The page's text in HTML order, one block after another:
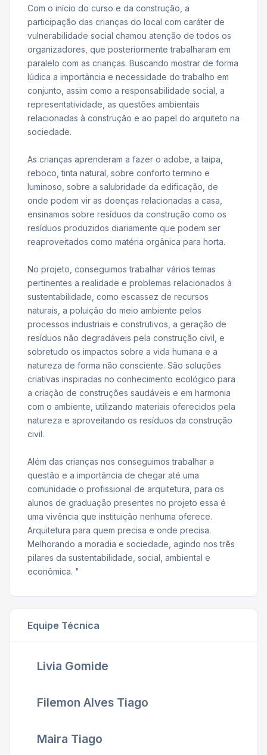
Com o início do curso e da construção, a
participação das crianças do local com caráter de
vulnerabilidade social chamou atenção de todos os
organizadores, que posteriormente trabalharam em
paralelo com as crianças. Buscando mostrar de forma
lúdica a importância e necessidade do trabalho em
conjunto, assim como a responsabilidade social, a
representatividade, as questões ambientais
relacionadas à construção e ao papel do arquiteto na
sociedade.
As crianças aprenderam a fazer o adobe, a taipa,
reboco, tinta natural, sobre conforto termino e
luminoso, sobre a salubridade da edificação, de
onde podem vir as doenças relacionadas a casa,
ensinamos sobre resíduos da construção como os
resíduos produzidos diariamente que podem ser
reaproveitados como matéria orgânica para horta.
No projeto, conseguimos trabalhar vários temas
pertinentes a realidade e problemas relacionados à
sustentabilidade, como escassez de recursos
naturais, a poluição do meio ambiente pelos
processos industriais e construtivos, a geração de
resíduos não degradáveis pela construção civil, e
sobretudo os impactos sobre a vida humana e a
natureza de forma não consciente. São soluções
criativas inspiradas no conhecimento ecológico para
a criação de construções saudáveis e em harmonia
com o ambiente, utilizando materiais oferecidos pela
natureza e aproveitando os resíduos da construção
civil.
Além das crianças nos conseguimos trabalhar a
questão e a importância de chegar até uma
comunidade o profissional de arquitetura, para os
alunos de graduação presentes no projeto essa é
uma vivência que instituição nenhuma oferece.
Arquitetura para quem precisa e onde precisa.
Melhorando a moradia e sociedade, agindo nos três
pilares da sustentabilidade, social, ambiental e
econômica. "
Equipe Técnica
Livia Gomide
Filemon Alves Tiago
Maira Tiago